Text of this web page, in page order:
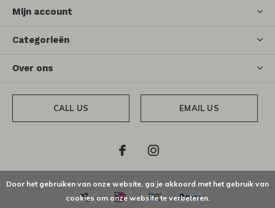
Mijn account
Categorieën
Over ons
CALL US EMAIL US
Door het gebruiken van onze website, ga je akkoord met het gebruik van
cookies om onze website te verbeteren.